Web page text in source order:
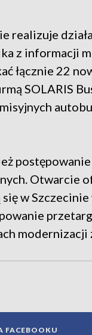
realizuje
z informacji
łącznie 22
SOLARIS
Otwarcie
w
FACEBOOKU